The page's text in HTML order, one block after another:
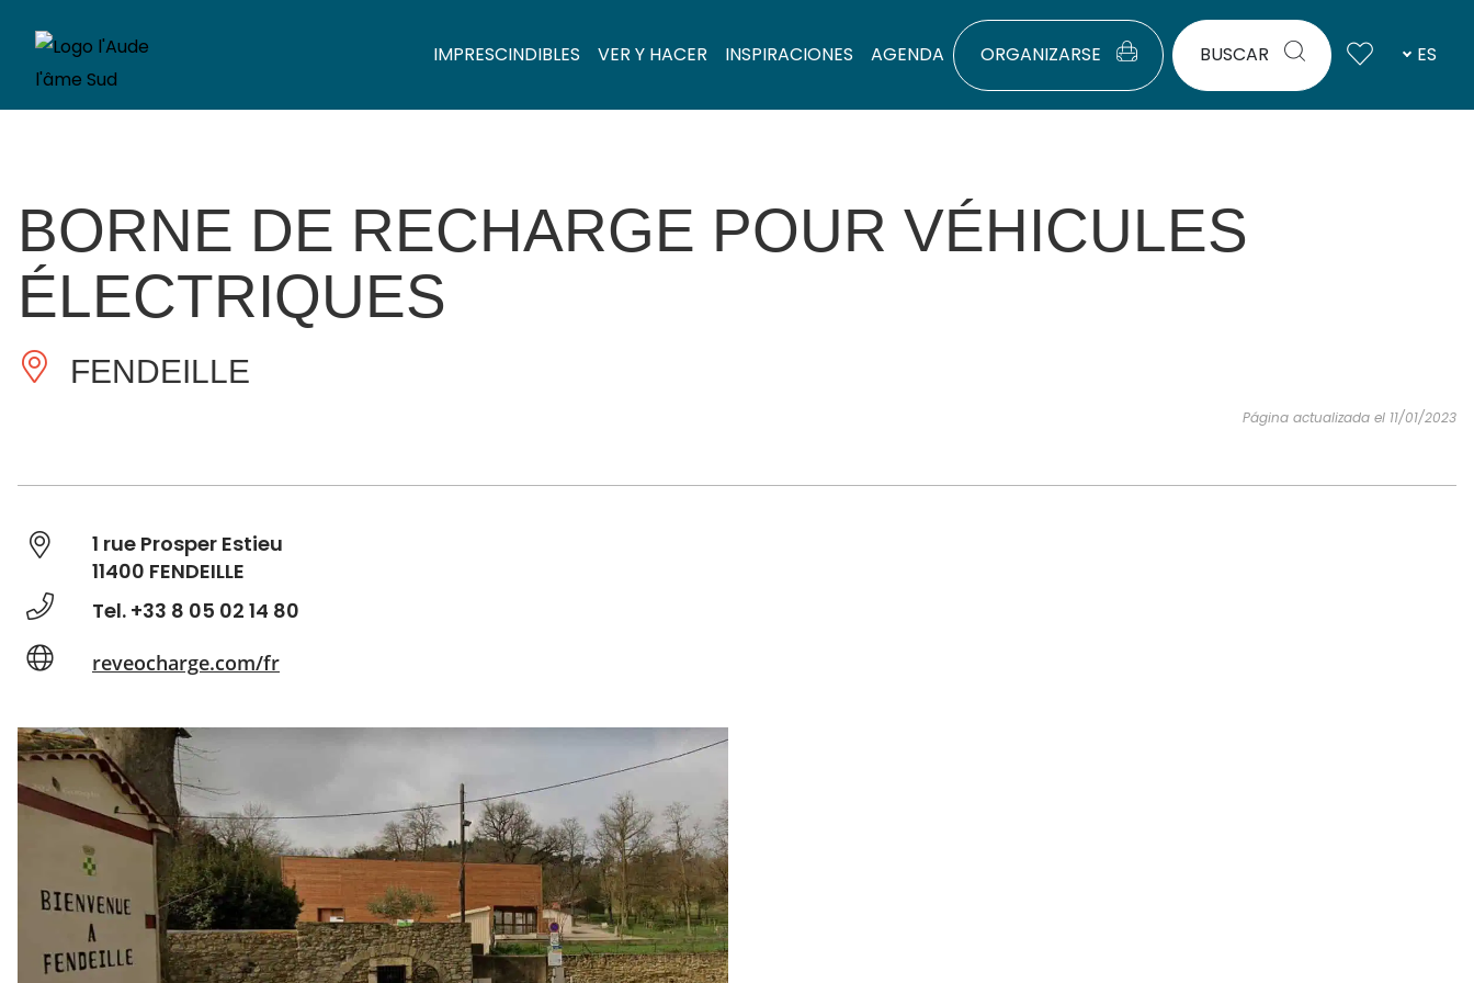
IMPRESCINDIBLES VER Y HACER INSPIRACIONES AGENDA ORGANIZARSE BUSCAR ES
BORNE DE RECHARGE POUR VÉHICULES
ÉLECTRIQUES
FENDEILLE
Página actualizada el 11/01/2023
1 rue Prosper Estieu
11400 FENDEILLE
Tel. +33 8 05 02 14 80
reveocharge.com/fr